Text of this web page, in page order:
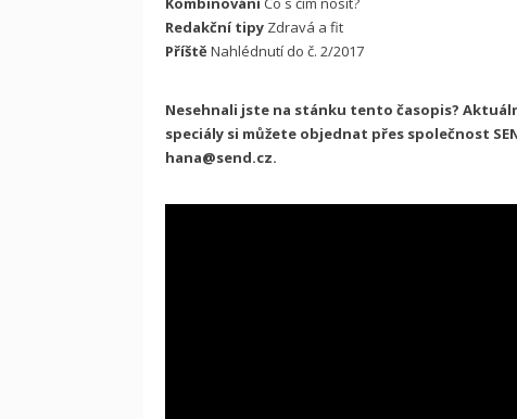
Redakční tipy Zdravá a fit
Příště Nahlédnutí do č. 2/2017
Nesehnali jste na stánku tento časopis?
speciály si můžete objednat přes společnost
hana@send.cz.